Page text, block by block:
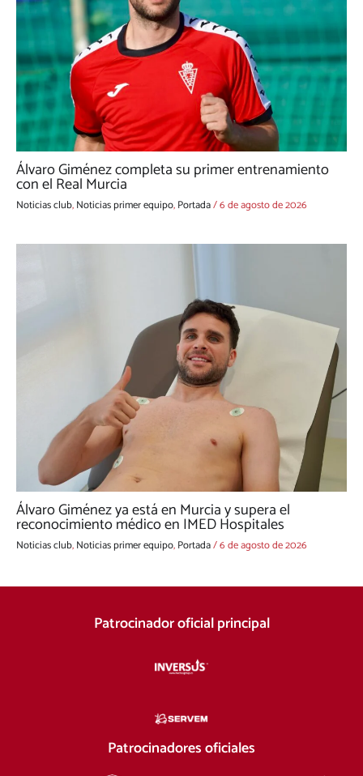
Álvaro Giménez completa su primer entrenamiento
con el Real Murcia
Noticias club,Noticias primer equipo,Portada/6 de agosto de 2026
Álvaro Giménez ya está en Murcia y supera el
reconocimiento médico en IMED Hospitales
Noticias club,Noticias primer equipo,Portada/6 de agosto de 2026
Patrocinador oficial principal
Patrocinadores oficiales